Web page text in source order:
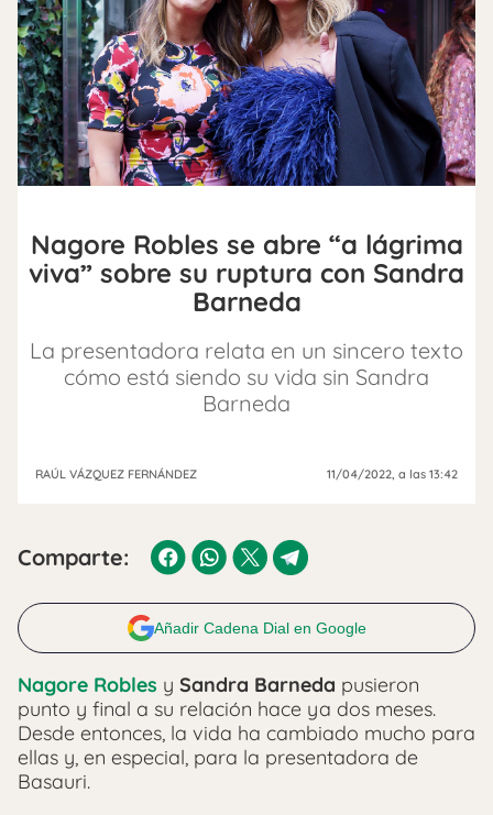
Nagore Robles se abre “a lágrima
viva” sobre su ruptura con Sandra
Barneda
La presentadora relata en un sincero texto
cómo está siendo su vida sin Sandra
Barneda
RAÚL VÁZQUEZ FERNÁNDEZ 11/04/2022, a las 13:42
Comparte:
Añadir Cadena Dial en Google
Nagore Robles y Sandra Barneda pusieron
punto y final a su relación hace ya dos meses.
Desde entonces, la vida ha cambiado mucho para
ellas y, en especial, para la presentadora de
Basauri.